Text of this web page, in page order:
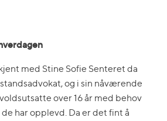
med Stine Sofie Senteret da
og i sin nåværende
over 16 år med behov
har opplevd. Da er det fint å